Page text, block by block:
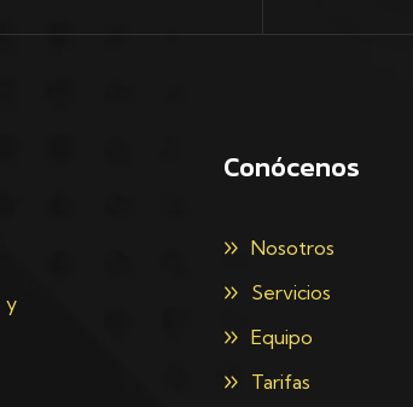
y
Conócenos
Nosotros
Servicios
Equipo
Tarifas